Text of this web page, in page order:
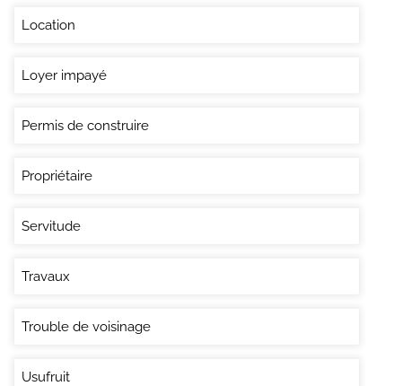
Location
Loyer impayé
Permis de construire
Propriétaire
Servitude
Travaux
Trouble de voisinage
Usufruit